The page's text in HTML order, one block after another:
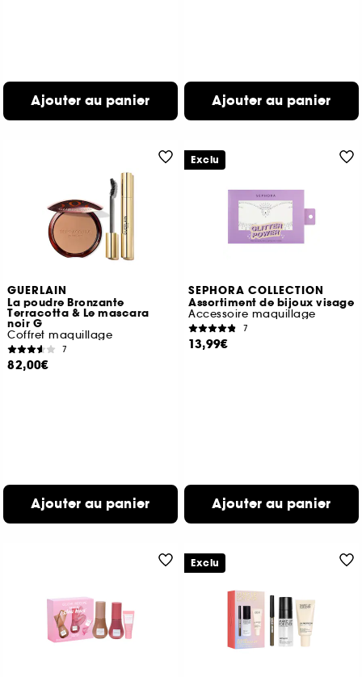
Ajouter au panier Ajouter au panier
GUERLAIN
La poudre Bronzante
Terracotta & Le mascara
noir G
Coffret maquillage
7
82,00€
Ajouter au panier
SEPHORA COLLECTION
Assortiment de bijoux visage
Accessoire maquillage
7
13,99€
Ajouter au panier
Exclu
Exclu